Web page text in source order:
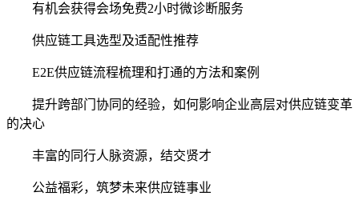
有机会获得会场免费2小时微诊断服务
供应链工具选型及适配性推荐
E2E供应链流程梳理和打通的方法和案例
提升跨部门协同的经验，如何影响企业高层对供应链变革
的决心
丰富的同行人脉资源，结交贤才
公益福彩，筑梦未来供应链事业